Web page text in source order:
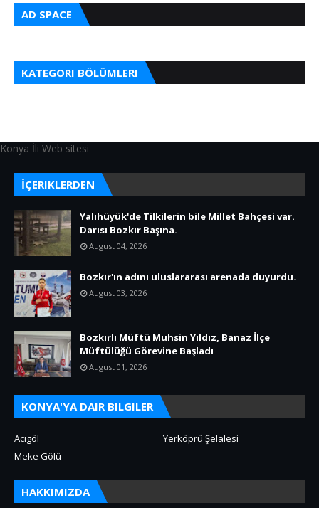
AD SPACE
KATEGORI BÖLÜMLERI
Konya İli Web sitesi
İÇERIKLERDEN
Yalıhüyük'de Tilkilerin bile Millet Bahçesi var.
Darısı Bozkır Başına.
August 04, 2026
Bozkır'ın adını uluslararası arenada duyurdu.
August 03, 2026
Bozkırlı Müftü Muhsin Yıldız, Banaz İlçe
Müftülüğü Görevine Başladı
August 01, 2026
KONYA'YA DAIR BILGILER
Acıgöl
Yerköprü Şelalesi
Meke Gölü
HAKKIMIZDA